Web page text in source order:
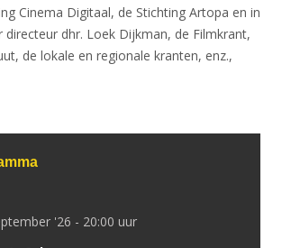
Cinema Digitaal, de Stichting Artopa en in
directeur dhr. Loek Dijkman, de Filmkrant,
de lokale en regionale kranten, enz.,
'26 - 20:00 uur